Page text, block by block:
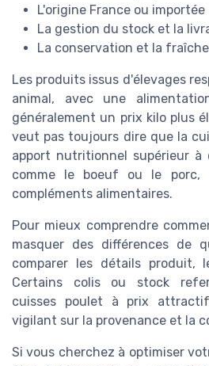
L'origine France ou importée
La gestion du stock et la
La conservation et la
Les produits issus d'élevages
animal, avec une
généralement un prix kilo plus
veut pas toujours dire que la
apport nutritionnel supérieur à
comme le boeuf ou le porc,
compléments alimentaires.
Pour mieux comprendre
masquer des différences de
comparer les détails produit,
Certains colis ou stock
cuisses poulet à prix
vigilant sur la provenance et la
Si vous cherchez à optimiser